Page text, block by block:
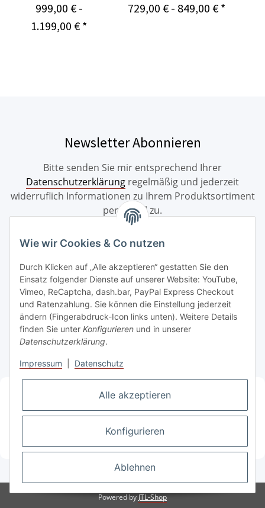
999,00 € -
1.199,00 € *
729,00 € - 849,00 € *
Newsletter Abonnieren
Bitte senden Sie mir entsprechend Ihrer
Datenschutzerklärung regelmäßig und jederzeit
widerruflich Informationen zu Ihrem Produktsortiment
per E-Mail zu.
Informationen
Bestellung widerrufen
Gesetzliche Informationen
Vorkasse2% Rabatt
Zahlung und Versand
* Alle Preise inkl. gesetzlicher USt., zzgl.
Powered byJTL-Shop
Wie wir Cookies & Co nutzen
Durch Klicken auf „Alle akzeptieren“ gestatten Sie den
Einsatz folgender Dienste auf unserer Website: YouTube,
Vimeo, ReCaptcha, dash.bar, PayPal Express Checkout
und Ratenzahlung. Sie können die Einstellung jederzeit
ändern (Fingerabdruck-Icon links unten). Weitere Details
finden Sie unter Konfigurieren und in unserer
Datenschutzerklärung.
Impressum Datenschutz
Alle akzeptieren
Konfigurieren
Ablehnen